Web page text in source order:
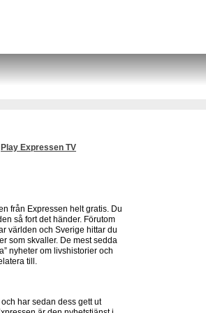
Play Expressen TV
från Expressen helt gratis. Du
så fort det händer. Förutom
världen och Sverige hittar du
som skvaller. De mest sedda
nyheter om livshistorier och
till.
har sedan dess gett ut